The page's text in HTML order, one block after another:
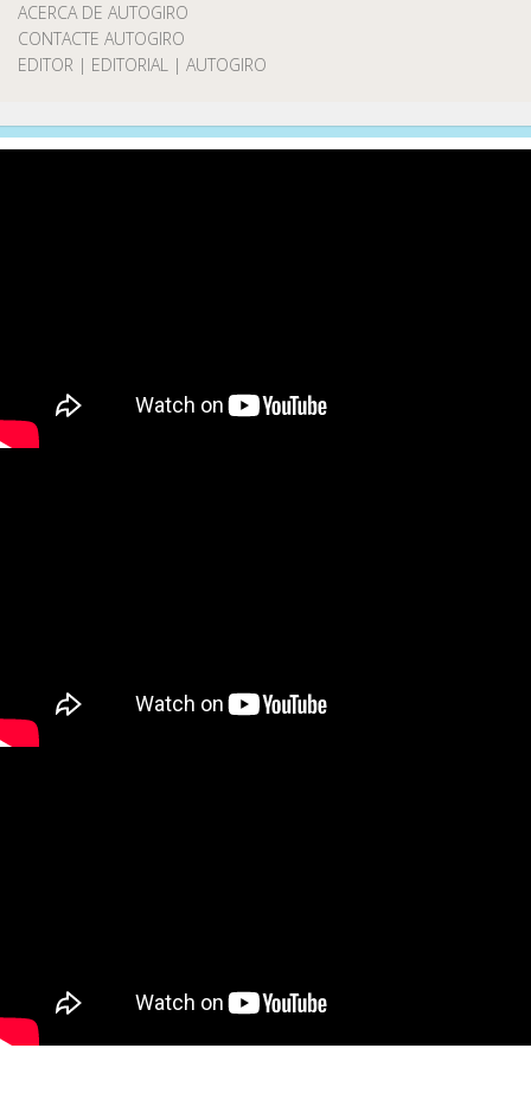
ACERCA DE AUTOGIRO
CONTACTE AUTOGIRO
EDITOR | EDITORIAL | AUTOGIRO